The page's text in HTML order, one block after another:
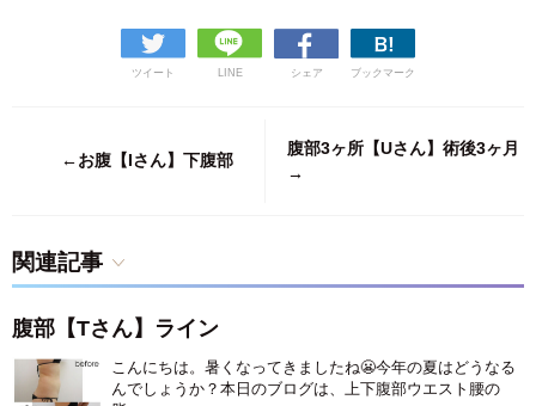
ツイート LINE シェア ブックマーク
←お腹【Iさん】下腹部
腹部3ヶ所【Uさん】術後3ヶ月
→
関連記事
腹部【Tさん】ライン
こんにちは。暑くなってきましたね😬今年の夏はどうなる
んでしょうか？本日のブログは、上下腹部ウエスト腰の